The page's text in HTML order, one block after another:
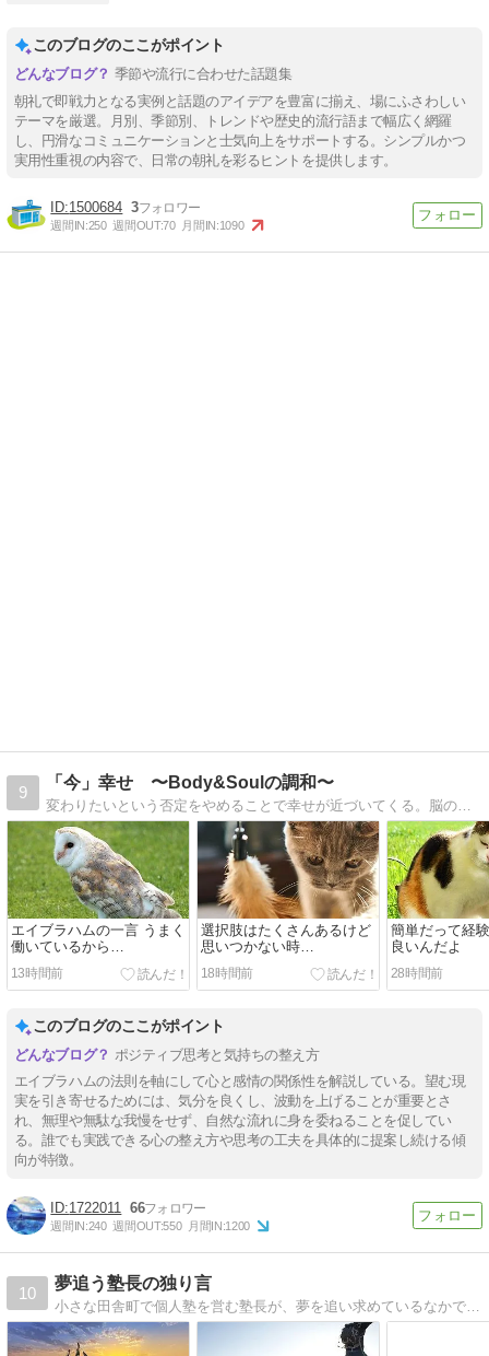
このブログのここがポイント
季節や流行に合わせた話題集
朝礼で即戦力となる実例と話題のアイデアを豊富に揃え、場にふさわしい
テーマを厳選。月別、季節別、トレンドや歴史的流行語まで幅広く網羅
し、円滑なコミュニケーションと士気向上をサポートする。シンプルかつ
実用性重視の内容で、日常の朝礼を彩るヒントを提供します。
1500684 3
週間IN:250 週間OUT:70 月間IN:1090
9
「今」幸せ 〜Body&Soulの調和〜
変わりたいという否定をやめることで幸せが近づいてくる。脳の仕組みを知って簡単に幸せ。
エイブラハムの一言 うまく
働いているから…
13時間前
選択肢はたくさんあるけど
思いつかない時…
18時間前
簡単だって経
良いんだよ
28時間前
このブログのここがポイント
ポジティブ思考と気持ちの整え方
エイブラハムの法則を軸にして心と感情の関係性を解説している。望む現
実を引き寄せるためには、気分を良くし、波動を上げることが重要とさ
れ、無理や無駄な我慢をせず、自然な流れに身を委ねることを促してい
る。誰でも実践できる心の整え方や思考の工夫を具体的に提案し続ける傾
向が特徴。
1722011 66
週間IN:240 週間OUT:550 月間IN:1200
10
夢追う塾長の独り言
小さな田舎町で個人塾を営む塾長が、夢を追い求めているなかで感じたことを、独り言のようにつぶやいていきます。